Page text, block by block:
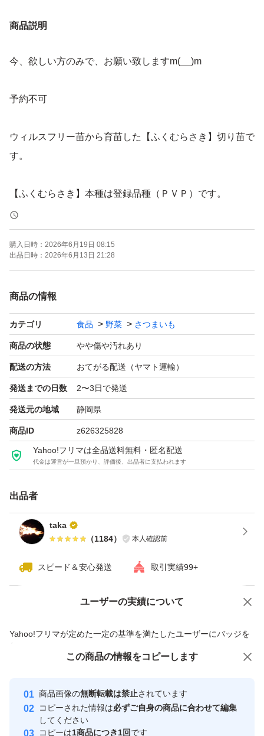
商品説明
今、欲しい方のみで、お願い致しますm(__)m
予約不可
ウィルスフリー苗から育苗した【ふくむらさき】切り苗で
す。
【ふくむらさき】本種は登録品種（ＰＶＰ）です。
つきましては、種苗を育成者の許諾なく業として増殖、譲
渡、輸出入する行為は損害賠償、刑事罰の対象となる場合
がございます。
い。）
稀にウイルス病という病気を親から受け継いでしまってい
ることがあります。
ウイルス病にかかってしまうと、うまく育たずに収量が落
ちてしまいます。
近年サツマイモの病気も多発していますので、なるべく広
がらない為にもウイルスフリー苗からの栽培にご協力お願
主要特性
て上いも1個重が軽く、上いも収量は劣るが、蒸しいもの
萌芽性は"中"、貯蔵性は"やや易"であり、アントシアニン
色価は「パープルスイートロード」を上回る。
る。
サツマイモネコブセンチュウ抵抗性は"中"、ミナミネグサ
購入日時： 2026年6月19日 08:15
出品日時： 2026年6月13日 21:28
商品の情報
カテゴリ 食品 野菜 さつまいも
商品の状態 やや傷や汚れあり
配送の方法 おてがる配送（ヤマト運輸）
発送までの日数 2〜3日で発送
発送元の地域 静岡県
商品ID z626325828
Yahoo!フリマは全品送料無料・匿名配送
代金は運営が一旦預かり、評価後、出品者に支払われます
出品者
taka
（1184） 本人確認前
スピード＆安心発送 取引実績99+
ユーザーの実績について
Yahoo!フリマが定めた一定の基準を満たしたユーザーにバッジを
付与しています
安心取引出品者
心・安全なユーザーです
取引実績
価格の相談 商品への質問
この商品の情報をコピーします
商品画像の無断転載は禁止されています
コピーされた情報は必ずご自身の商品に合わせて編集
してください
コピーは1商品につき1回です
この商品をみている人にオススメ